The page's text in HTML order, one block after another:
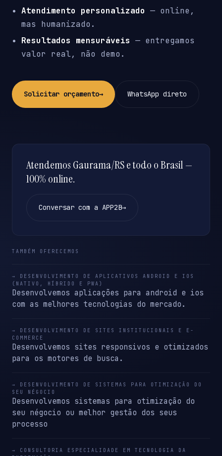
Atendimento personalizado — online,
mas humanizado.
Resultados mensuráveis — entregamos
valor real, não demo.
Solicitar orçamento→ WhatsApp direto
Atendemos Gaurama/RS e todo o Brasil —
100% online.
Conversar com a APP2B→
TAMBÉM OFERECEMOS
→ DESENVOLVIMENTO DE APLICATIVOS ANDROID E IOS
(NATIVO, HÍBRIDO E PWA)
Desenvolvemos aplicações para android e ios
com as melhores tecnologias do mercado.
→ DESENVOLVIMENTO DE SITES INSTITUCIONAIS E E-
COMMERCE
Desenvolvemos sites responsivos e otimizados
para os motores de busca.
→ DESENVOLVIMENTO DE SISTEMAS PARA OTIMIZAÇÃO DO
SEU NÉGOCIO
Desenvolvemos sistemas para otimização do
seu négocio ou melhor gestão dos seus
processo
→ CONSULTORIA ESPECIALIDADE EM TECNOLOGIA DA